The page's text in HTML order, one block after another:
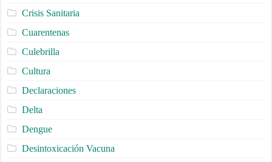
Crisis Sanitaria
Cuarentenas
Culebrilla
Cultura
Declaraciones
Delta
Dengue
Desintoxicación Vacuna